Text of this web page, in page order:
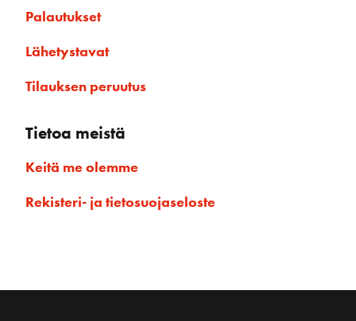
Palautukset
Lähetystavat
Tilauksen peruutus
Tietoa meistä
Keitä me olemme
Rekisteri- ja tietosuojaseloste